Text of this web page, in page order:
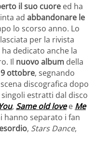
il suo cuore ed ha
ad abbandonare le
lo scorso anno. Lo
per la rivista
ha dedicato anche la
Il nuovo album della
9 ottobre, segnando
discografica dopo
estratti dal disco
, Same old lovee Me
hanno separato i fan
, Stars Dance,